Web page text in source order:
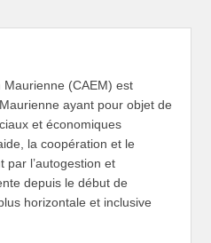
(CAEM) est
ayant pour objet de
et économiques
la coopération et le
par l’autogestion et
depuis le début de
horizontale et inclusive